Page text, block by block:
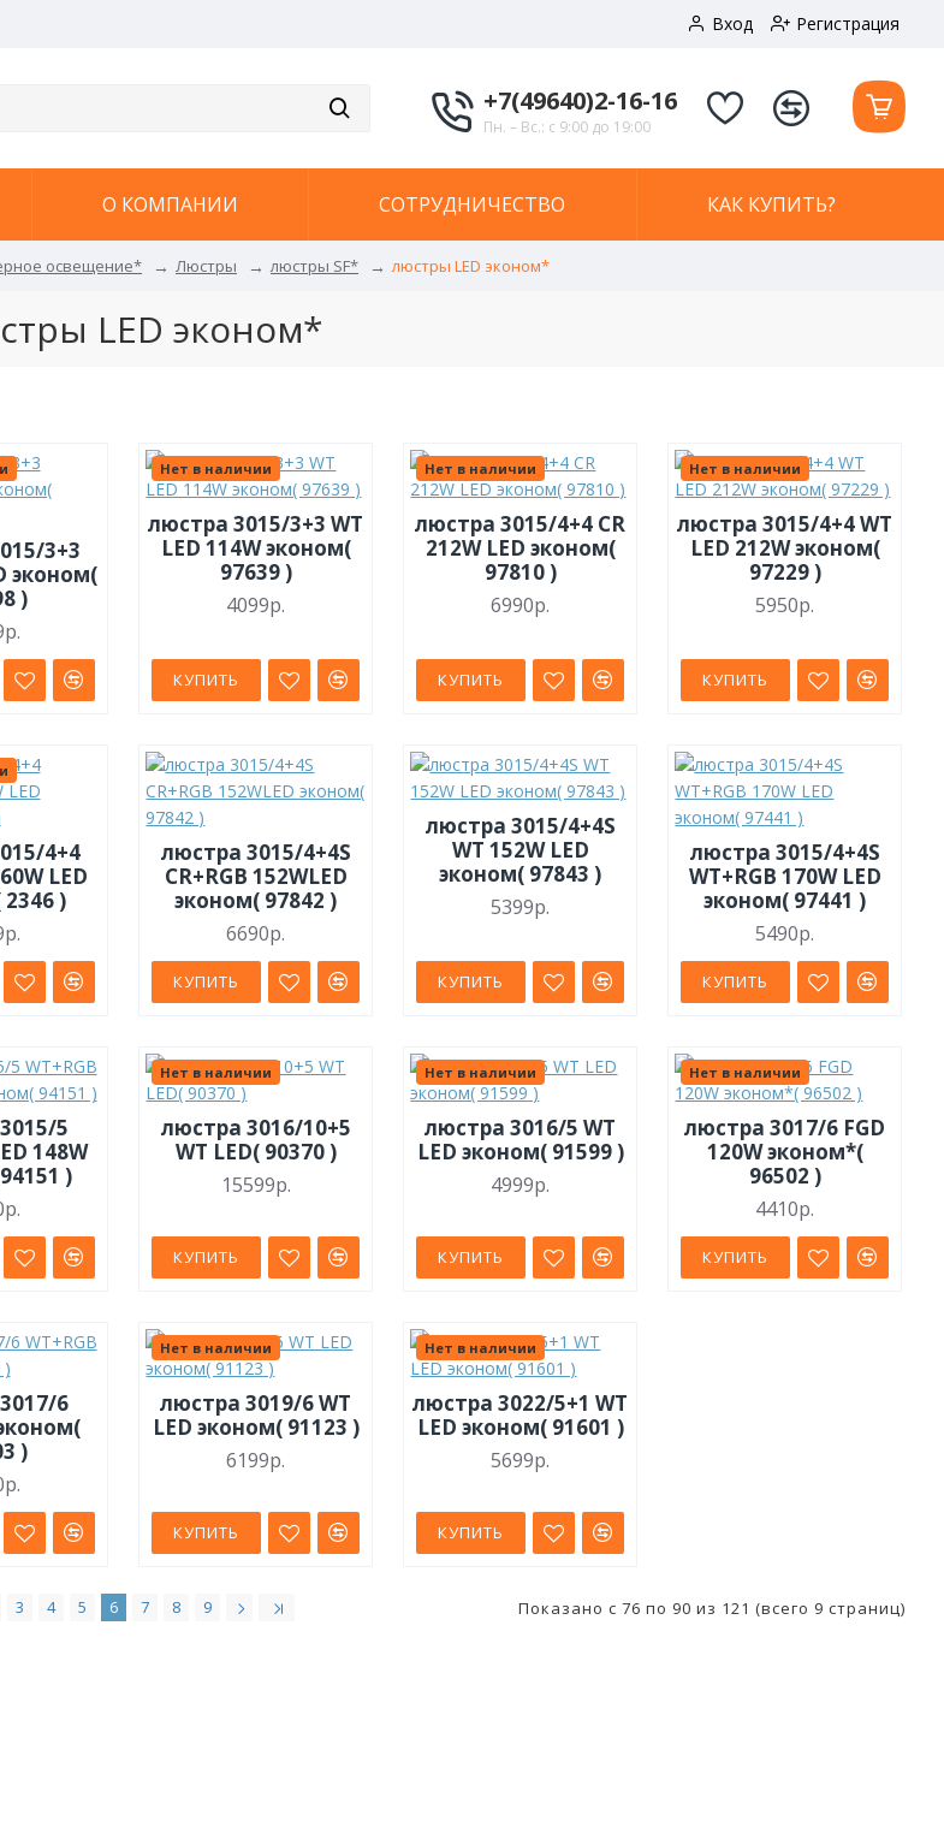
Вход Регистрация
+7(49640)2-16-16
Пн. – Вс.: с 9:00 до 19:00
О КОМПАНИИ СОТРУДНИЧЕСТВО КАК КУПИТЬ?
освещение* Люстры люстры SF* люстры LED эконом*
LED эконом*
3+3
эконом(
)
Нет в наличии
люстра 3015/3+3 WT
LED 114W эконом(
97639 )
4099р.
КУПИТЬ
Нет в наличии
люстра 3015/4+4 CR
212W LED эконом(
97810 )
6990р.
КУПИТЬ
Нет в наличии
люстра 3015/4+4 WT
LED 212W эконом(
97229 )
5950р.
КУПИТЬ
4+4
LED
)
люстра 3015/4+4S
CR+RGB 152WLED
эконом( 97842 )
6690р.
КУПИТЬ
люстра 3015/4+4S
WT 152W LED
эконом( 97843 )
5399р.
КУПИТЬ
люстра 3015/4+4S
WT+RGB 170W LED
эконом( 97441 )
5490р.
КУПИТЬ
5
148W
)
Нет в наличии
люстра 3016/10+5
WT LED( 90370 )
15599р.
КУПИТЬ
Нет в наличии
люстра 3016/5 WT
LED эконом( 91599 )
4999р.
КУПИТЬ
Нет в наличии
люстра 3017/6 FGD
120W эконом*(
96502 )
4410р.
КУПИТЬ
6
)
Нет в наличии
люстра 3019/6 WT
LED эконом( 91123 )
6199р.
КУПИТЬ
Нет в наличии
люстра 3022/5+1 WT
LED эконом( 91601 )
5699р.
КУПИТЬ
3 4 5 6 7 8 9 Показано с 76 по 90 из 121 (всего 9 страниц)